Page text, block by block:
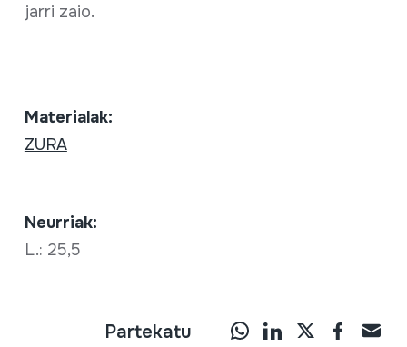
jarri zaio.
Materialak:
ZURA
Neurriak:
L.: 25,5
Partekatu